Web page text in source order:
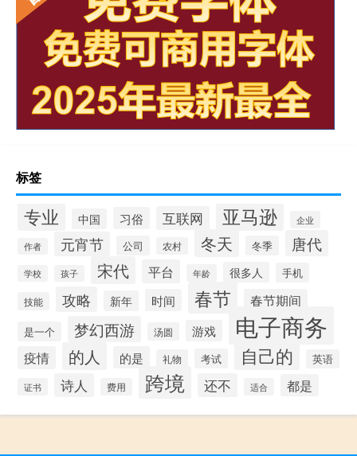
标签
专业 中国 习俗 互联网 亚马逊 企业
作者 元宵节 公司 农村 冬天 冬季 唐代
学校 孩子 宋代 平台 年龄 很多人 手机
技能 攻略 新年 时间 春节 春节期间
是一个 梦幻西游 汤圆 游戏 电子商务
疫情 的人 的是 礼物 考试 自己的 英语
证书 诗人 费用 跨境 还不 适合 都是